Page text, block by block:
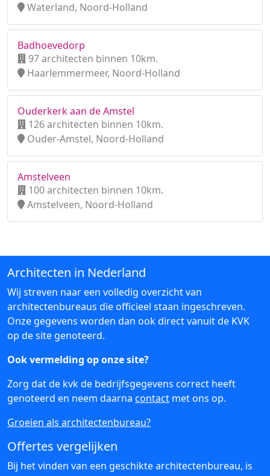
Waterland, Noord-Holland
Badhoevedorp
97 architecten binnen 10km.
Haarlemmermeer, Noord-Holland
Ouderkerk aan de Amstel
126 architecten binnen 10km.
Ouder-Amstel, Noord-Holland
Amstelveen
100 architecten binnen 10km.
Amstelveen, Noord-Holland
Architecten in Nederland
Wij streven naar een volledig overzicht van
architectenbureaus die officieel staan ingeschreven.
Onze gegevens worden dan ook direct vanuit de KVK
op de site genoteerd.
Ook vermelding op onze site?
Zorg dat de kvk de bedrijfsgegevens correct heeft
genoteerd en neem daarna contact met ons op.
Groeien als architectenbureau?
Offertes vergelijken
Bij het vinden van een geschikte architectenbureau, is